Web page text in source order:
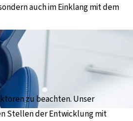
auch im Einklang mit dem
zu beachten. Unser
Stellen der Entwicklung mit